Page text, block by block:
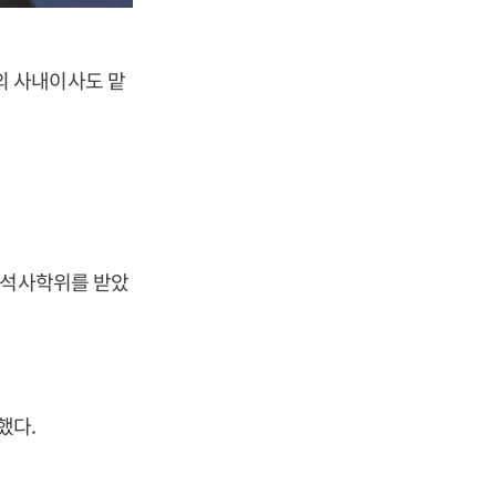
사내이사도 맡
사학위를 받았
다.